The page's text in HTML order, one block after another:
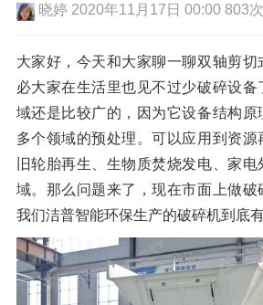
垃圾破袋机
粉碎设备
环锤式粉碎机
轮胎钢丝分离
破碎设备
反击式破碎机
圆锥破碎机
重型锤式破碎
挤压成型设备
RDF成型机
液压打包机
成套机组
封闭式破碎系
橡胶破胶机组
分选分离设备
风选机
磁选机
服务支持
新闻资讯
走进洁普
联系我们
晓婷 2020年11月17日 00:00 803
大家好，今天和大家聊一聊双轴剪切
必大家在生活里也见不过少破碎设备
域还是比较广的，因为它设备结构原
多个领域的预处理。可以应用到资源
旧轮胎再生、生物质焚烧发电、家
域。那么问题来了，现在市面上做破
我们洁普智能环保生产的破碎机到底